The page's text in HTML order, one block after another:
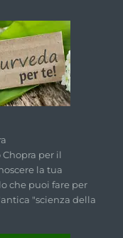
per il
la tua
che puoi fare per
"scienza della